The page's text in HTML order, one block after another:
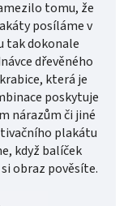
tomu, že
posíláme v
tak dokonale
dřevěného
která je
poskytuje
nárazům či jiné
plakátu
když balíček
obraz pověsíte.